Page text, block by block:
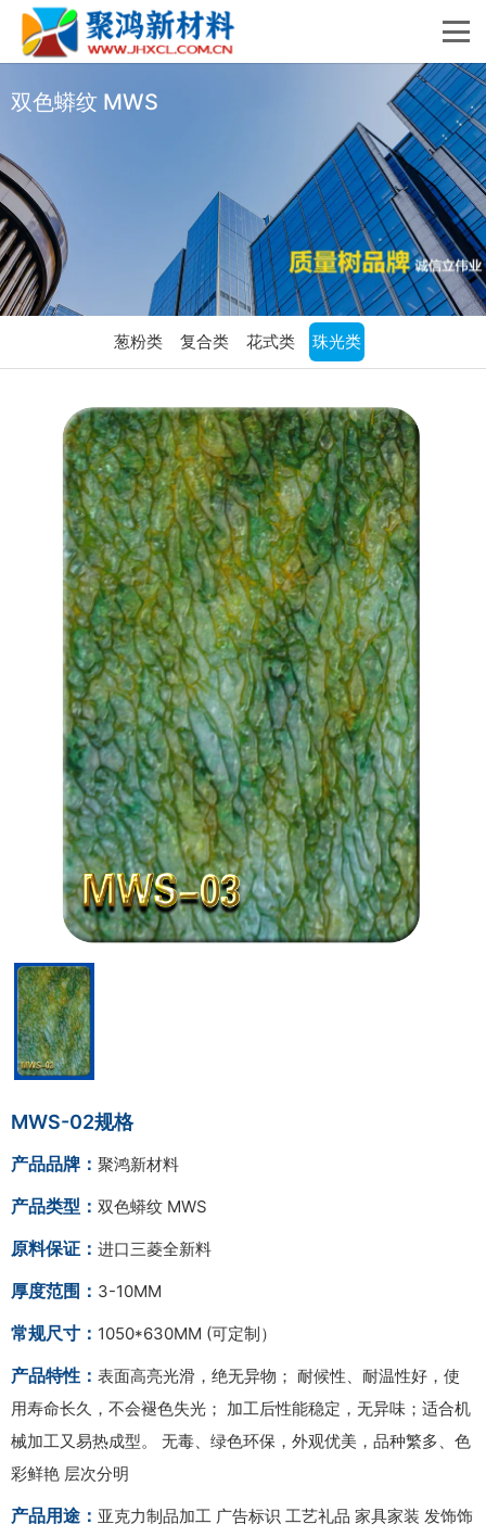
双色蟒纹 MWS
葱粉类 复合类 花式类 珠光类
MWS-02规格
产品品牌： 聚鸿新材料
产品类型： 双色蟒纹 MWS
原料保证： 进口三菱全新料
厚度范围： 3-10MM
常规尺寸： 1050*630MM (可定制）
产品特性： 表面高亮光滑，绝无异物； 耐候性、耐温性好，使
用寿命长久，不会褪色失光； 加工后性能稳定，无异味；适合机
械加工又易热成型。 无毒、绿色环保，外观优美，品种繁多、色
彩鲜艳 层次分明
产品用途： 亚克力制品加工 广告标识 工艺礼品 家具家装 发饰饰